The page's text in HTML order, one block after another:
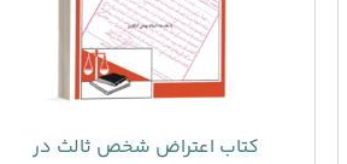
کتاب اعتراض شخص ثالث در